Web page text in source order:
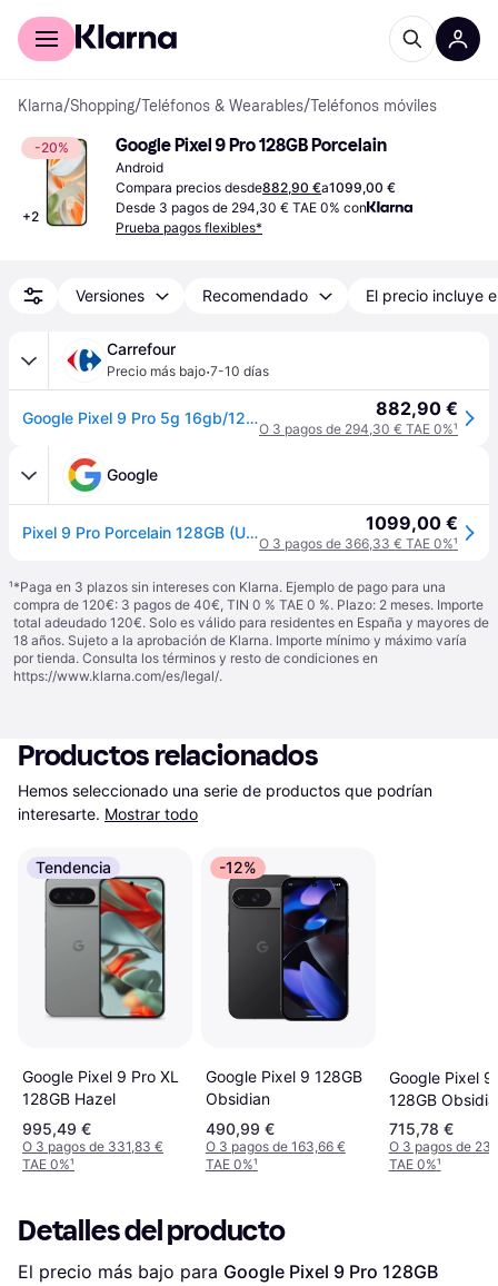
Comprar con Klarna
Klarna/Shopping/Teléfonos & Wearables/Teléfonos móviles
-20%
+2
Google Pixel 9 Pro 128GB Porcelain
Android
Compara precios desde882,90 €a1099,00 €
Desde 3 pagos de 294,30 € TAE 0% con
Prueba pagos flexibles*
Versiones Recomendado El precio incluye
Carrefour
Precio más bajo·7-10 días
Google Pixel 9 Pro 5g 16gb/128gb Blanco (porcelain) Dual Sim 882,90 €
O 3 pagos de 294,30 € TAE 0%¹
Google
Pixel 9 Pro Porcelain 128GB (Unlocked) 1099,00 €
O 3 pagos de 366,33 € TAE 0%¹
¹*Paga en 3 plazos sin intereses con Klarna. Ejemplo de pago para una
compra de 120€: 3 pagos de 40€, TIN 0 % TAE 0 %. Plazo: 2 meses. Importe
total adeudado 120€. Solo es válido para residentes en España y mayores de
18 años. Sujeto a la aprobación de Klarna. Importe mínimo y máximo varía
por tienda. Consulta los términos y resto de condiciones en
https://www.klarna.com/es/legal/.
Productos relacionados
Hemos seleccionado una serie de productos que podrían
interesarte. Mostrar todo
Tendencia
Google Pixel 9 Pro XL
128GB Hazel
995,49 €
O 3 pagos de 331,83 €
TAE 0%¹
-12%
Google Pixel 9 128GB
Obsidian
490,99 €
O 3 pagos de 163,66 €
TAE 0%¹
Google Pixel 9
128GB
715,78 €
O 3 pagos de
TAE 0%¹
Detalles del producto
El precio más bajo para Google Pixel 9 Pro 128GB